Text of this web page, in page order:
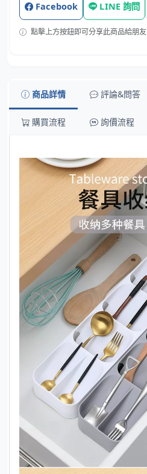
Facebook LINE 詢問
點擊上方按鈕即可分享此商品給朋友
商品詳情 評論&問答
購買流程 詢價流程